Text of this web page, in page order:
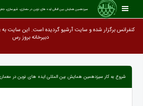
سیزدهمین همایش بین المللی ایده های نوین در معماری، شهرسازی،
کنفرانس برگزار شده و سایت آرشیو گردیده است. این سایت به
دبیرخانه ب
شروع به کار سیزدهمین همایش بین المللی ایده های نوین در